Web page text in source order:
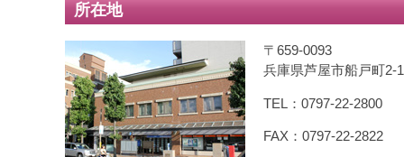
所在地
〒659-0093
兵庫県芦屋市船戸町
TEL：0797-22-2800
FAX：0797-22-2822